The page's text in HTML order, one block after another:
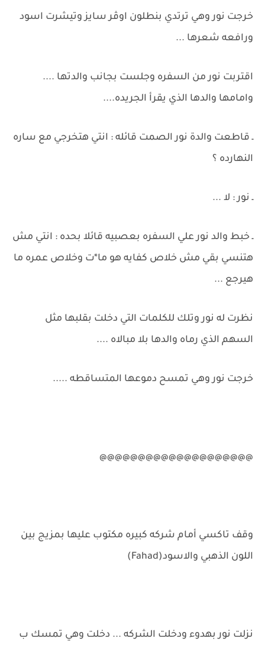
خرجت نور وهي ترتدي بنطلون اوڤر سايز وتيشرت اسود
ورافعه شعرها ...
اقتربت نور من السفره وجلست بجانب والدتها ....
وامامها والدها الذي يقرأ الجريده....
ـ قاطعت والدة نور الصمت قائله : انتي هتخرجي مع ساره
النهارده ؟
ـ نور : لا ...
ـ خبط والد نور علي السفره بعصبيه قائلا بحده : انتي مش
هتنسي بقي مش خلاص كفايه هو ما*ت وخلاص عمره ما
هيرجع ...
نظرت له نور وتلك للكلمات التي دخلت بقلبها مثل
السهم الذي رماه والدها بلا مبالاه ....
خرجت نور وهي تمسح دموعها المتساقطه .....
@@@@@@@@@@@@@@@@@@@@
وقف تاكسي أمام شركه كبيره مكتوب عليها بمزيج بين
اللون الذهبي والاسود(Fahad)
نزلت نور بهدوء ودخلت الشركه ... دخلت وهي تمسك ب